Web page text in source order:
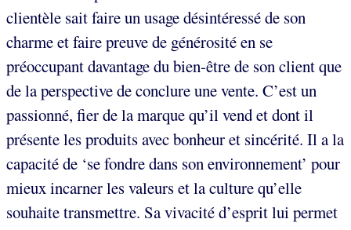
clientèle sait faire un usage désintéressé de son
charme et faire preuve de générosité en se
préoccupant davantage du bien-être de son client que
de la perspective de conclure une vente. C’est un
passionné, fier de la marque qu’il vend et dont il
présente les produits avec bonheur et sincérité. Il a la
capacité de ‘se fondre dans son environnement’ pour
mieux incarner les valeurs et la culture qu’elle
souhaite transmettre. Sa vivacité d’esprit lui permet